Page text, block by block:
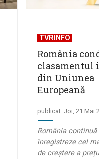
TVRINFO
România
clasamentul
din Uniunea
Europeană
publicat: Joi, 21 Mai
România continuă
înregistreze cel
de creștere a